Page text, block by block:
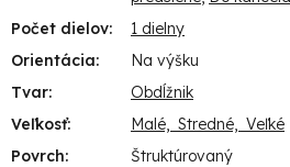
Počet dielov:
1 dielny
Orientácia:
Na výšku
Tvar:
Obdĺžnik
Veľkosť:
Malé, Stredné, Veľké
Povrch:
Štruktúrovaný